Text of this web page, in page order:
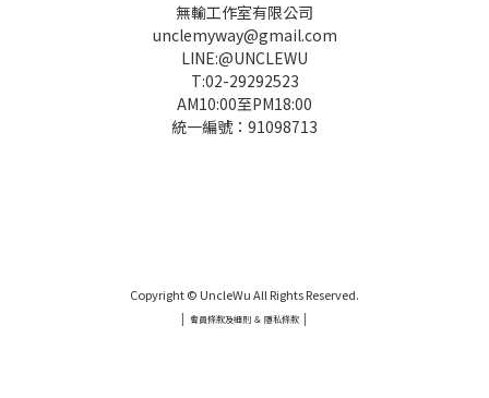
無輸工作室有限公司
unclemyway@gmail.com
LINE:@UNCLEWU
T:02-29292523
AM10:00至PM18:00
統一編號：91098713
Copyright © UncleWu All Rights Reserved.
| 會員條款及細則 ＆ 隱私條款 |